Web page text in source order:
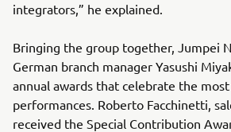
integrators,” he explained.
Bringing the group together, Jumpei
German branch manager Yasushi
annual awards that celebrate the
performances. Roberto Facchinetti,
received the Special Contribution